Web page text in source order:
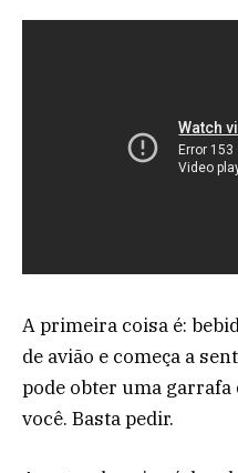
A primeira coisa é:
de avião e começa a
pode obter uma
você. Basta pedir.